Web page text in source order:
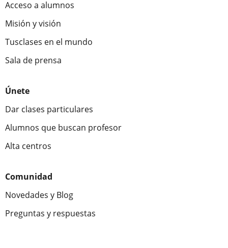
Acceso a alumnos
Misión y visión
Tusclases en el mundo
Sala de prensa
Únete
Dar clases particulares
Alumnos que buscan profesor
Alta centros
Comunidad
Novedades y Blog
Preguntas y respuestas